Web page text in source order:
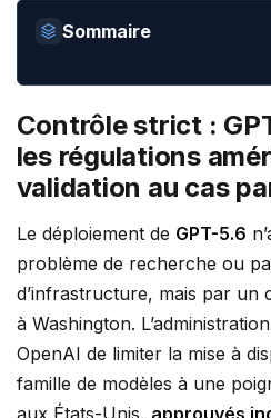
Sommaire
Contrôle strict :
les régulations
validation au cas
Le déploiement de GPT-5.6
problème de recherche ou
d’infrastructure, mais par un
à Washington.
OpenAI de limiter la mise à
famille de modèles à une